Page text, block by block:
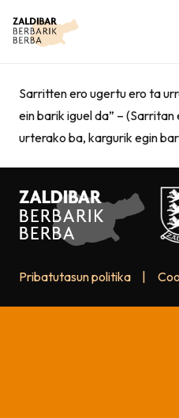
Sarritten ero ugertu ero ta
ein barik iguel da” –
urterako ba, kargurik egin
Pribatutasun politika